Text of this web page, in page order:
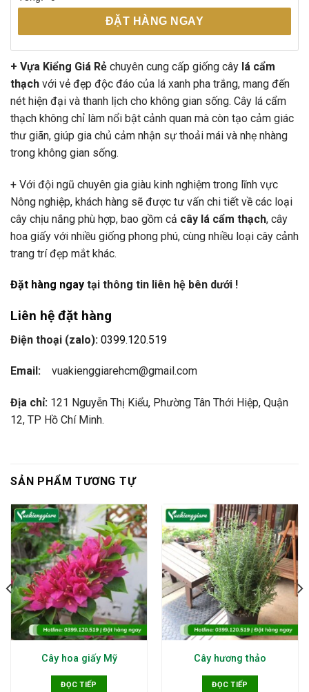
ĐẶT HÀNG NGAY
+ Vựa Kiểng Giá Rẻ chuyên cung cấp giống cây lá cẩm
thạch với vẻ đẹp độc đáo của lá xanh pha trắng, mang đến
nét hiện đại và thanh lịch cho không gian sống. Cây lá cẩm
thạch không chỉ làm nổi bật cảnh quan mà còn tạo cảm giác
thư giãn, giúp gia chủ cảm nhận sự thoải mái và nhẹ nhàng
trong không gian sống.
+ Với đội ngũ chuyên gia giàu kinh nghiệm trong lĩnh vực
Nông nghiệp, khách hàng sẽ được tư vấn chi tiết về các loại
cây chịu nắng phù hợp, bao gồm cả cây lá cẩm thạch, cây
hoa giấy với nhiều giống phong phú, cùng nhiều loại cây cảnh
trang trí đẹp mắt khác.
Đặt hàng ngay tại thông tin liên hệ bên dưới !
Liên hệ đặt hàng
Điện thoại (zalo): 0399.120.519
Email: vuakienggiarehcm@gmail.com
Địa chỉ: 121 Nguyễn Thị Kiểu, Phường Tân Thới Hiệp, Quận
12, TP Hồ Chí Minh.
SẢN PHẨM TƯƠNG TỰ
Cây hoa giấy Mỹ
ĐỌC TIẾP
Cây hương thảo
ĐỌC TIẾP